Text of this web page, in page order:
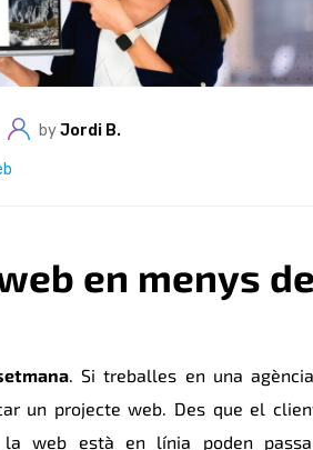
byJordi B.
en menys
. Si treballes en una
un projecte web. Des que el
web està en línia poden